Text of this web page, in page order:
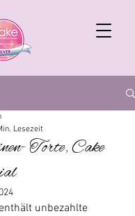
Torte, Cake
Lesezeit
unbezahlte